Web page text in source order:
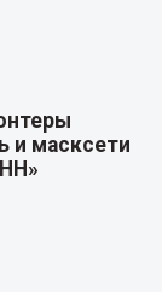
и масксети